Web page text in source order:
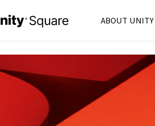
ABOUT UNITY
Product
Unity Ads